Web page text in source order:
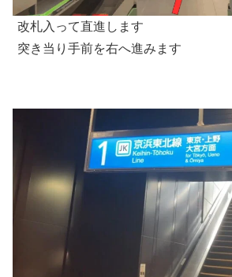
改札入って直進します
突き当り手前を右へ進みます